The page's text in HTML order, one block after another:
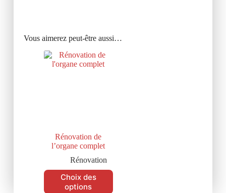
Vous aimerez peut-être aussi…
Rénovation de
l’organe complet
Rénovation
Choix des
options